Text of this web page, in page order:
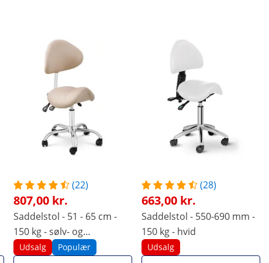
(22)
807,00 kr.
Saddelstol - 51 - 65 cm -
150 kg - sølv- og
flødefarvet
Udsalg Populær
(28)
663,00 kr.
Saddelstol - 550-690 mm -
150 kg - hvid
Udsalg